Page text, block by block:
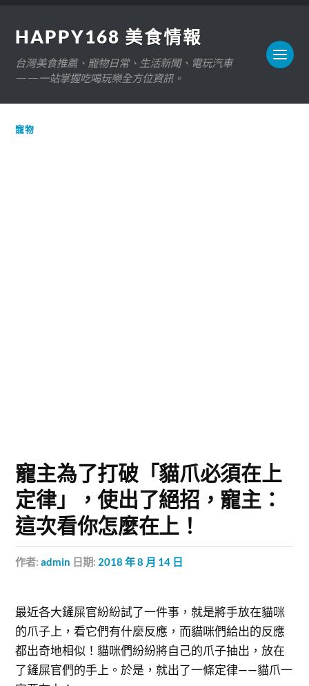
HAPPY168 美食情報
台灣美食推薦、寵物日常、生活新聞、電玩汽車
——一站掌握吃喝玩樂全方位資訊。
寵物
寵主為了打破「貓爪必須在上
定律」，使出了絕招，寵主：
這次看你怎麼在上！
作者:admin 日期: 2018 年 8 月 14 日
最近各大鏟屎官紛紛試了一件事，就是將手放在貓咪
的爪子上，看它們有什麼反應，而貓咪們給出的反應
都出奇地相似！貓咪們紛紛將自己的爪子抽出，放在
了鏟屎官們的手上。於是，就出了一條定律——貓爪一